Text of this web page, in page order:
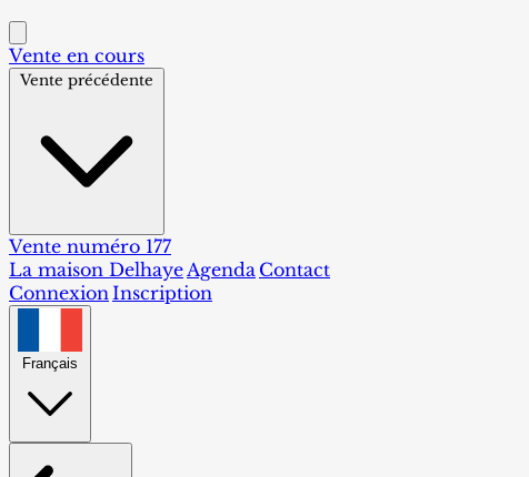
Vente en cours
Vente précédente
Vente numéro 177
La maison DelhayeAgenda Contact
ConnexionInscription
Français